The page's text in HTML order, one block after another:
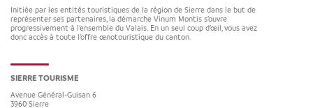
Initiée par les entités touristiques de la région de Sierre dans le but de
représenter ses partenaires, la démarche Vinum Montis s’ouvre
progressivement à l’ensemble du Valais. En un seul coup d’œil, vous avez
donc accès à toute l’offre œnotouristique du canton.
SIERRE TOURISME
Avenue Général-Guisan 6
3960 Sierre